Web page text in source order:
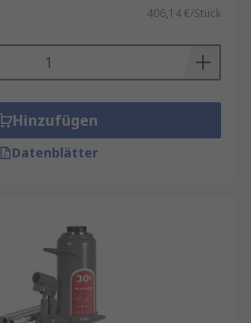
406,14 €/Stück
Hinzufügen
Datenblätter